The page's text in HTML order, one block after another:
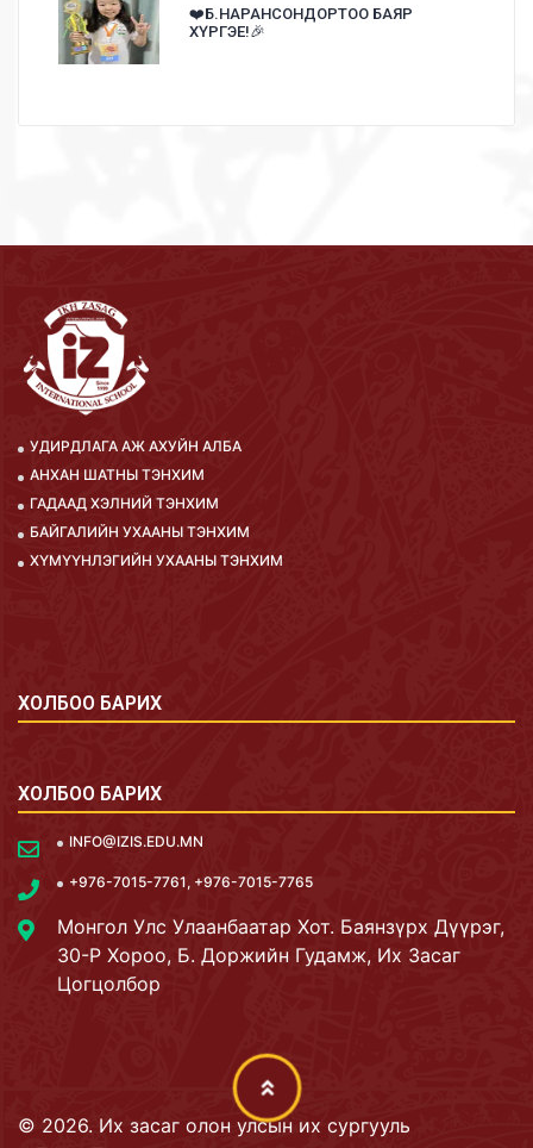
❤️Б.НАРАНСОНДОРТОО БАЯР
ХҮРГЭЕ!🎉
УДИРДЛАГА АЖ АХУЙН АЛБА
АНХАН ШАТНЫ ТЭНХИМ
ГАДААД ХЭЛНИЙ ТЭНХИМ
БАЙГАЛИЙН УХААНЫ ТЭНХИМ
ХҮМҮҮНЛЭГИЙН УХААНЫ ТЭНХИМ
ХОЛБОО БАРИХ
ХОЛБОО БАРИХ
INFO@IZIS.EDU.MN
+976-7015-7761, +976-7015-7765
Монгол Улс Улаанбаатар Хот. Баянзүрх Дүүрэг,
30-Р Хороо, Б. Доржийн Гудамж, Их Засаг
Цогцолбор
© 2026. Их засаг олон улсын их сургууль